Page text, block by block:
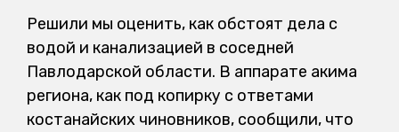
Решили мы оценить, как обстоят дела с
водой и канализацией в соседней
Павлодарской области. В аппарате акима
региона, как под копирку с ответами
костанайских чиновников, сообщили, что